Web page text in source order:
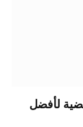
لأفضل